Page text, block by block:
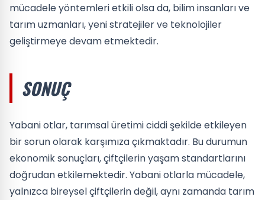
mücadele yöntemleri etkili olsa da, bilim insanları ve
tarım uzmanları, yeni stratejiler ve teknolojiler
geliştirmeye devam etmektedir.
SONUÇ
Yabani otlar, tarımsal üretimi ciddi şekilde etkileyen
bir sorun olarak karşımıza çıkmaktadır. Bu durumun
ekonomik sonuçları, çiftçilerin yaşam standartlarını
doğrudan etkilemektedir. Yabani otlarla mücadele,
yalnızca bireysel çiftçilerin değil, aynı zamanda tarım